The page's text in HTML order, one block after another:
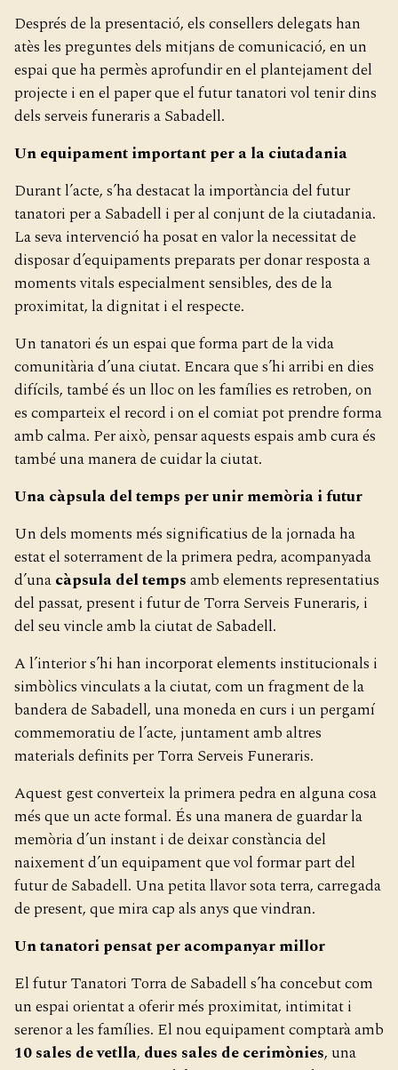
Després de la presentació, els consellers delegats han
atès les preguntes dels mitjans de comunicació, en un
espai que ha permès aprofundir en el plantejament del
projecte i en el paper que el futur tanatori vol tenir dins
dels serveis funeraris a Sabadell.
Un equipament important per a la ciutadania
Durant l’acte, s’ha destacat la importància del futur
tanatori per a Sabadell i per al conjunt de la ciutadania.
La seva intervenció ha posat en valor la necessitat de
disposar d’equipaments preparats per donar resposta a
moments vitals especialment sensibles, des de la
proximitat, la dignitat i el respecte.
Un tanatori és un espai que forma part de la vida
comunitària d’una ciutat. Encara que s’hi arribi en dies
difícils, també és un lloc on les famílies es retroben, on
es comparteix el record i on el comiat pot prendre forma
amb calma. Per això, pensar aquests espais amb cura és
també una manera de cuidar la ciutat.
Una càpsula del temps per unir memòria i futur
Un dels moments més significatius de la jornada ha
estat el soterrament de la primera pedra, acompanyada
d’unacàpsula del tempsamb elements representatius
del passat, present i futur de Torra Serveis Funeraris, i
del seu vincle amb la ciutat de Sabadell.
A l’interior s’hi han incorporat elements institucionals i
simbòlics vinculats a la ciutat, com un fragment de la
bandera de Sabadell, una moneda en curs i un pergamí
commemoratiu de l’acte, juntament amb altres
materials definits per Torra Serveis Funeraris.
Aquest gest converteix la primera pedra en alguna cosa
més que un acte formal. És una manera de guardar la
memòria d’un instant i de deixar constància del
naixement d’un equipament que vol formar part del
futur de Sabadell. Una petita llavor sota terra, carregada
de present, que mira cap als anys que vindran.
Un tanatori pensat per acompanyar millor
El futur Tanatori Torra de Sabadell s’ha concebut com
un espai orientat a oferir més proximitat, intimitat i
serenor a les famílies. El nou equipament comptarà amb
10 sales de vetlla, dues sales de cerimònies, una